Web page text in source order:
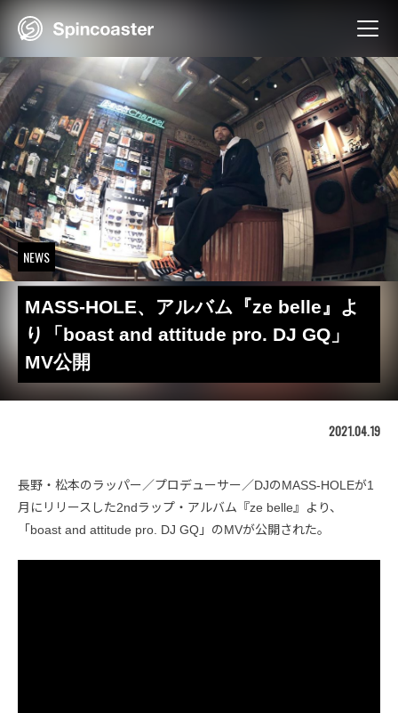
Skip
NEWS
MASS-HOLE、アルバム『ze belle』よ
り「boast and attitude pro. DJ GQ」
MV公開
2021.04.19
長野・松本のラッパー／プロデューサー／DJのMASS-HOLEが1
月にリリースした2ndラップ・アルバム『ze belle』より、
「boast and attitude pro. DJ GQ」のMVが公開された。